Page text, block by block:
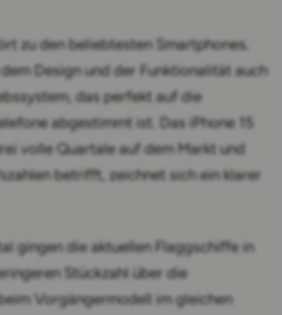
zu den beliebtesten Smartphones.
dem Design und der Funktionalität auch
das perfekt auf die
abgestimmt ist. Das iPhone 15
volle Quartale auf dem Markt und
betrifft, zeichnet sich ein klarer
gingen die aktuellen Flaggschiffe in
Stückzahl über die
Vorgängermodell im gleichen